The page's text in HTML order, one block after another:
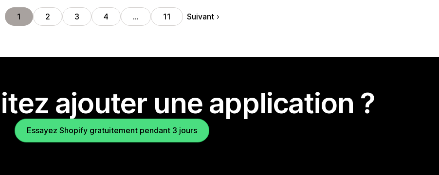
1 2 3 4 … 11 Suivant
ajouter une application ?
Essayez Shopify gratuitement pendant 3 jours